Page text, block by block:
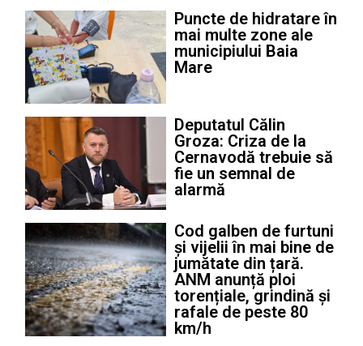
Puncte de hidratare în
mai multe zone ale
municipiului Baia
Mare
Deputatul Călin
Groza: Criza de la
Cernavodă trebuie să
fie un semnal de
alarmă
Cod galben de furtuni
și vijelii în mai bine de
jumătate din țară.
ANM anunță ploi
torențiale, grindină și
rafale de peste 80
km/h